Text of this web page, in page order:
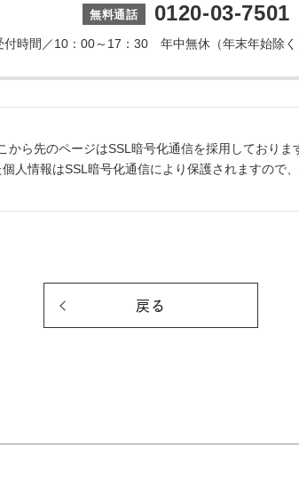
0120-03-7501
付時間／10：00～17：30 年中無休（年末年始除く
から先のページはSSL暗号化通信を採用しておりま
人情報はSSL暗号化通信により保護されますので
戻る